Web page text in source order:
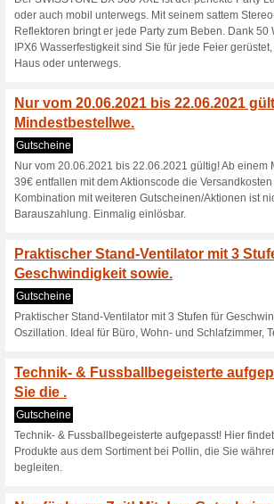
Energieverbrauch
10 Stück
10 € Pollin
Coupon
Mit dem Gutschein
Sie inner.
Gutscheine